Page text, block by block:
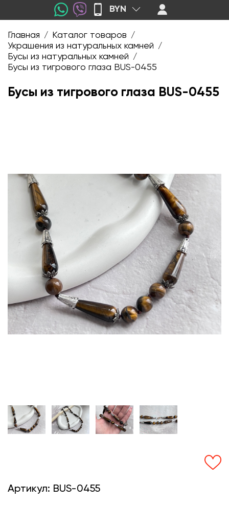
BYN
Главная / Каталог товаров /
Украшения из натуральных камней /
Бусы из натуральных камней /
Бусы из тигрового глаза BUS-0455
Бусы из тигрового глаза BUS-0455
Артикул: BUS-0455